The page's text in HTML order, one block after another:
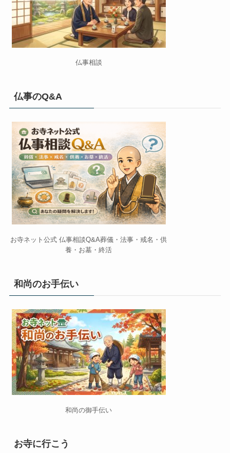
仏事相談
仏事のQ&A
お寺ネット公式 仏事相談Q&A葬儀・法事・戒名・供
養・お墓・終活
和尚のお手伝い
和尚の御手伝い
お寺に行こう